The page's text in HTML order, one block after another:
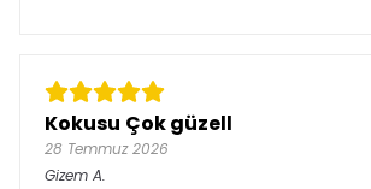
Kokusu Çok güzell
28 Temmuz 2026
Gizem A.